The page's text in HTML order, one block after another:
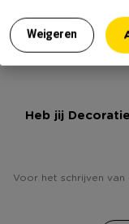
Weigeren
Duurzaamheidsscore
Heb jij
Voor het schrijven